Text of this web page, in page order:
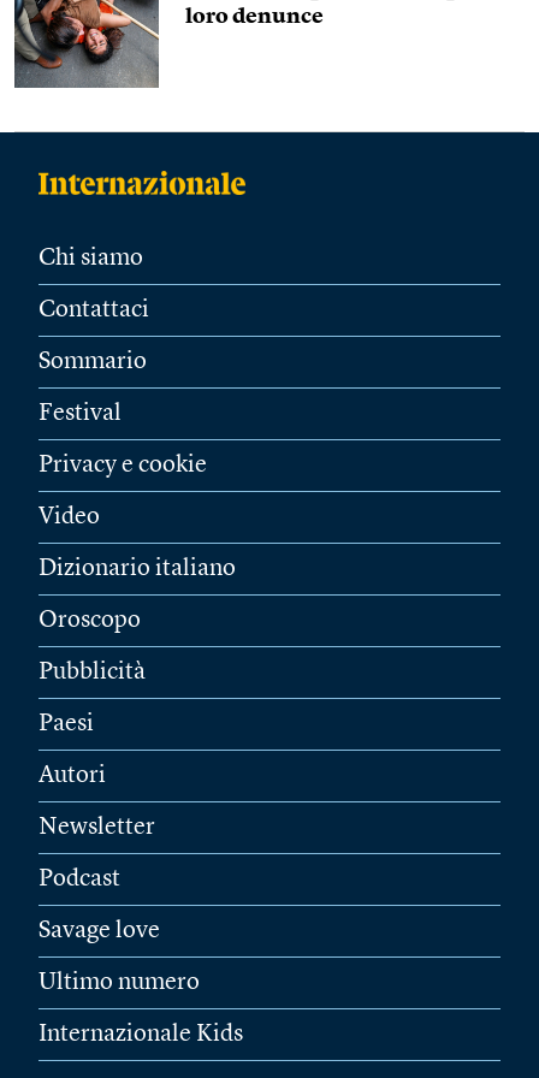
loro denunce
Chi siamo
Contattaci
Sommario
Festival
Privacy e cookie
Video
Dizionario italiano
Oroscopo
Pubblicità
Paesi
Autori
Newsletter
Podcast
Savage love
Ultimo numero
Internazionale Kids